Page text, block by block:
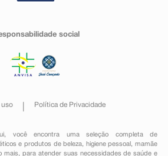
social
uso Política de Privacidade
você encontra uma seleção completa de
e produtos de beleza, higiene pessoal ,mamãe
mais, para atender suas necessidades de saúde e